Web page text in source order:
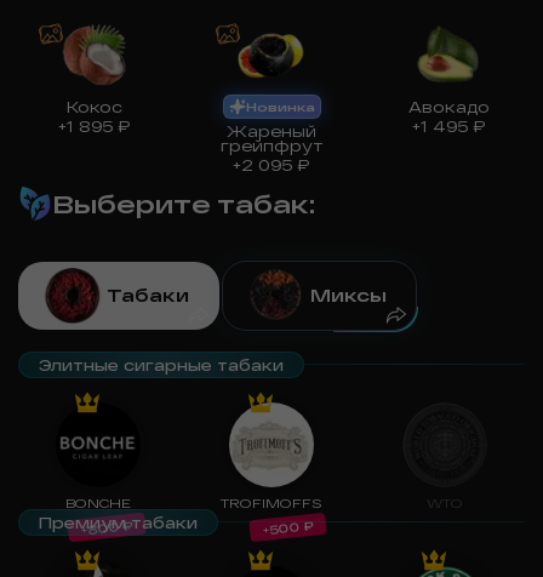
Кокос
+1 895 ₽
Новинка
Жареный
грейпфрут
+2 095 ₽
Авокадо
+1 495 ₽
Выберите табак:
Табаки Миксы
Элитные сигарные табаки
BONCHE
+800₽
TROFIMOFFS
+500 ₽
WTO
Премиум табаки